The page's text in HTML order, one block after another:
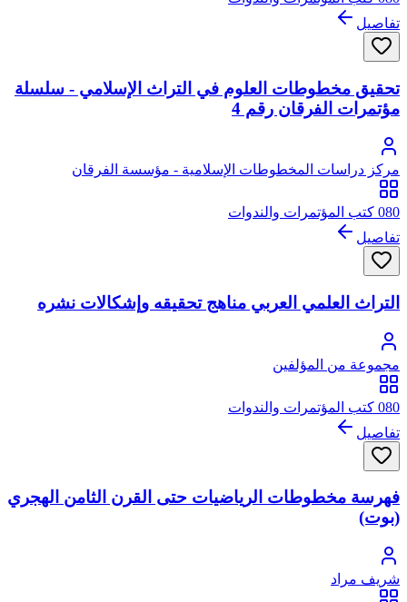
تفاصيل
تحقيق مخطوطات العلوم في التراث الإسلامي - سلسلة
مؤتمرات الفرقان رقم 4
مركز دراسات المخطوطات الإسلامية - مؤسسة الفرقان
080 كتب المؤتمرات والندوات
تفاصيل
التراث العلمي العربي مناهج تحقيقه وإشكالات نشره
مجموعة من المؤلفين
080 كتب المؤتمرات والندوات
تفاصيل
فهرسة مخطوطات الرياضيات حتى القرن الثامن الهجري
(بوت)
شريف مراد